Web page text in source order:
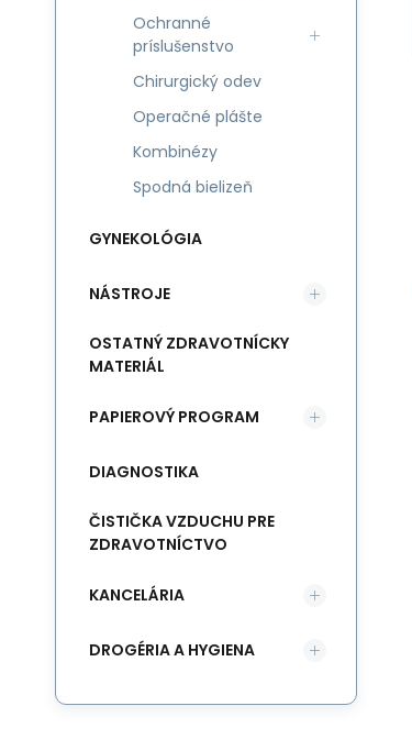
Ochranné
príslušenstvo
Chirurgický odev
Operačné plášte
Kombinézy
Spodná bielizeň
GYNEKOLÓGIA
NÁSTROJE
OSTATNÝ ZDRAVOTNÍCKY
MATERIÁL
PAPIEROVÝ PROGRAM
DIAGNOSTIKA
ČISTIČKA VZDUCHU PRE
ZDRAVOTNÍCTVO
KANCELÁRIA
DROGÉRIA A HYGIENA